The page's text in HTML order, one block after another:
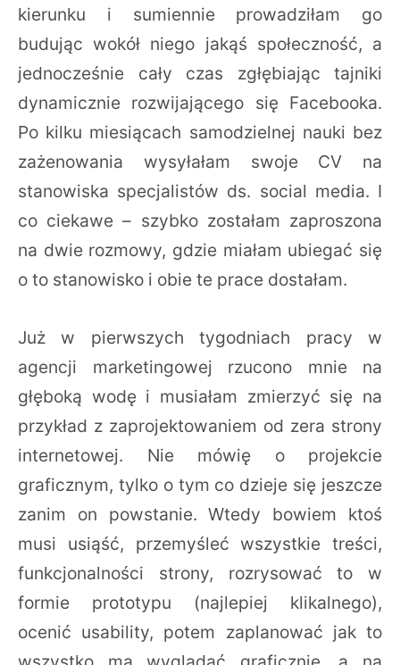
kierunku i sumiennie prowadziłam go
budując wokół niego jakąś społeczność, a
jednocześnie cały czas zgłębiając tajniki
dynamicznie rozwijającego się Facebooka.
Po kilku miesiącach samodzielnej nauki bez
zażenowania wysyłałam swoje CV na
stanowiska specjalistów ds. social media. I
co ciekawe – szybko zostałam zaproszona
na dwie rozmowy, gdzie miałam ubiegać się
o to stanowisko i obie te prace dostałam.
Już w pierwszych tygodniach pracy w
agencji marketingowej rzucono mnie na
głęboką wodę i musiałam zmierzyć się na
przykład z zaprojektowaniem od zera strony
internetowej. Nie mówię o projekcie
graficznym, tylko o tym co dzieje się jeszcze
zanim on powstanie. Wtedy bowiem ktoś
musi usiąść, przemyśleć wszystkie treści,
funkcjonalności strony, rozrysować to w
formie prototypu (najlepiej klikalnego),
ocenić usability, potem zaplanować jak to